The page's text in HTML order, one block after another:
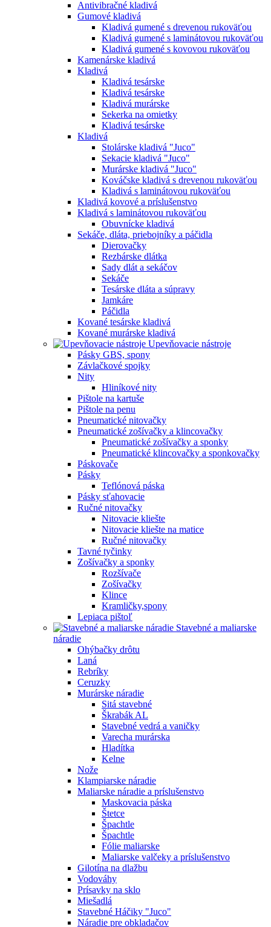
Antivibračné kladivá
Gumové kladivá
Kladivá gumené s drevenou rukoväťou
Kladivá gumené s laminátovou rukoväťou
Kladivá gumené s kovovou rukoväťou
Kamenárske kladivá
Kladivá
Kladivá tesárske
Kladivá tesárske
Kladivá murárske
Sekerka na omietky
Kladivá tesárske
Kladivá
Stolárske kladivá "Juco"
Sekacie kladivá "Juco"
Murárske kladivá "Juco"
Kováčske kladivá s drevenou rukoväťou
Kladivá s laminátovou rukoväťou
Kladivá kovové a príslušenstvo
Kladivá s laminátovou rukoväťou
Obuvnícke kladivá
Sekáče, dláta, priebojníky a páčidla
Dierovačky
Rezbárske dlátka
Sady dlát a sekáčov
Sekáče
Tesárske dláta a súpravy
Jamkáre
Páčidla
Kované tesárske kladivá
Kované murárske kladivá
Upevňovacie nástroje
Pásky GBS, spony
Závlačkové spojky
Nity
Hliníkové nity
Pištole na kartuše
Pištole na penu
Pneumatické nitovačky
Pneumatické zošívačky a klincovačky
Pneumatické zošívačky a sponky
Pneumatické klincovačky a sponkovačky
Páskovače
Pásky
Teflónová páska
Pásky sťahovacie
Ručné nitovačky
Nitovacie kliešte
Nitovacie kliešte na matice
Ručné nitovačky
Tavné tyčinky
Zošívačky a sponky
Rozšívače
Zošívačky
Klince
Kramličky,spony
Lepiaca pištoľ
Stavebné a maliarske
náradie
Ohýbačky drôtu
Laná
Rebríky
Ceruzky
Murárske náradie
Sitá stavebné
Škrabák AL
Stavebné vedrá a vaničky
Varecha murárska
Hladítka
Kelne
Nože
Klampiarske náradie
Maliarske náradie a príslušenstvo
Maskovacia páska
Štetce
Špachtle
Špachtle
Fólie maliarske
Maliarske valčeky a príslušenstvo
Gilotína na dlažbu
Vodováhy
Prísavky na sklo
Miešadlá
Stavebné Háčiky "Juco"
Náradie pre obkladačov